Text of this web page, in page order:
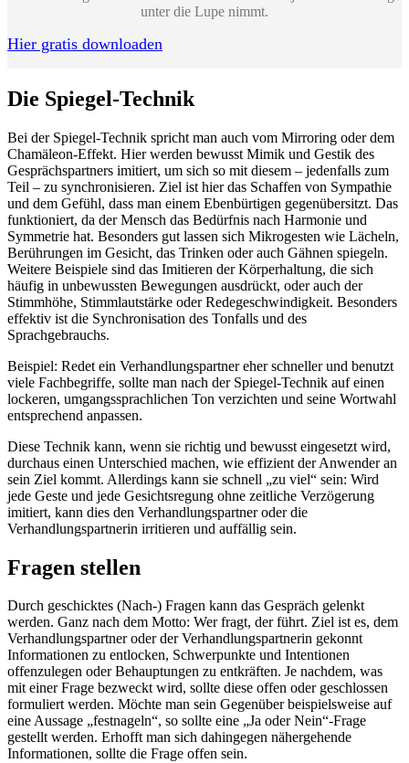
unter die Lupe nimmt.
Hier gratis downloaden
Die Spiegel-Technik
Bei der Spiegel-Technik spricht man auch vom Mirroring oder dem
Chamäleon-Effekt. Hier werden bewusst Mimik und Gestik des
Gesprächspartners imitiert, um sich so mit diesem – jedenfalls zum
Teil – zu synchronisieren. Ziel ist hier das Schaffen von Sympathie
und dem Gefühl, dass man einem Ebenbürtigen gegenübersitzt. Das
funktioniert, da der Mensch das Bedürfnis nach Harmonie und
Symmetrie hat. Besonders gut lassen sich Mikrogesten wie Lächeln,
Berührungen im Gesicht, das Trinken oder auch Gähnen spiegeln.
Weitere Beispiele sind das Imitieren der Körperhaltung, die sich
häufig in unbewussten Bewegungen ausdrückt, oder auch der
Stimmhöhe, Stimmlautstärke oder Redegeschwindigkeit. Besonders
effektiv ist die Synchronisation des Tonfalls und des
Sprachgebrauchs.
Beispiel: Redet ein Verhandlungspartner eher schneller und benutzt
viele Fachbegriffe, sollte man nach der Spiegel-Technik auf einen
lockeren, umgangssprachlichen Ton verzichten und seine Wortwahl
entsprechend anpassen.
Diese Technik kann, wenn sie richtig und bewusst eingesetzt wird,
durchaus einen Unterschied machen, wie effizient der Anwender an
sein Ziel kommt. Allerdings kann sie schnell „zu viel“ sein: Wird
jede Geste und jede Gesichtsregung ohne zeitliche Verzögerung
imitiert, kann dies den Verhandlungspartner oder die
Verhandlungspartnerin irritieren und auffällig sein.
Fragen stellen
Durch geschicktes (Nach-) Fragen kann das Gespräch gelenkt
werden. Ganz nach dem Motto: Wer fragt, der führt. Ziel ist es, dem
Verhandlungspartner oder der Verhandlungspartnerin gekonnt
Informationen zu entlocken, Schwerpunkte und Intentionen
offenzulegen oder Behauptungen zu entkräften. Je nachdem, was
mit einer Frage bezweckt wird, sollte diese offen oder geschlossen
formuliert werden. Möchte man sein Gegenüber beispielsweise auf
eine Aussage „festnageln“, so sollte eine „Ja oder Nein“-Frage
gestellt werden. Erhofft man sich dahingegen nähergehende
Informationen, sollte die Frage offen sein.